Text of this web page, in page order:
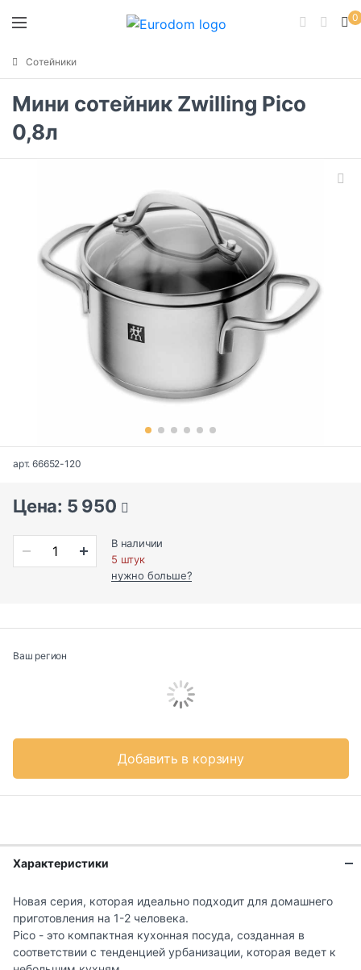
0
Сотейники
Мини сотейник Zwilling Pico
0,8л
арт. 66652-120
Цена: 5 950
В наличии
5 штук
нужно больше?
Ваш регион
Добавить в корзину
Характеристики
Новая серия, которая идеально подходит для домашнего
приготовления на 1-2 человека.
Pico - это компактная кухонная посуда, созданная в
соответствии с тенденцией урбанизации, которая ведет к